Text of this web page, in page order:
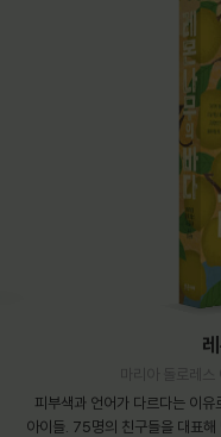
피부색과 언어가 다르다는 이
아이들. 75명의 친구들을 대표